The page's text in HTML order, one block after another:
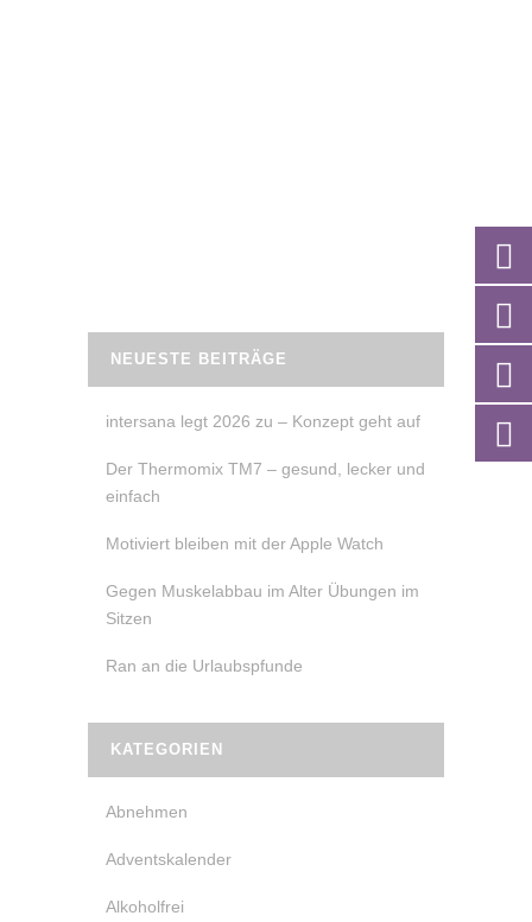
NEUESTE BEITRÄGE
intersana legt 2026 zu – Konzept geht auf
Der Thermomix TM7 – gesund, lecker und
einfach
Motiviert bleiben mit der Apple Watch
Gegen Muskelabbau im Alter Übungen im
Sitzen
Ran an die Urlaubspfunde
KATEGORIEN
Abnehmen
Adventskalender
Alkoholfrei